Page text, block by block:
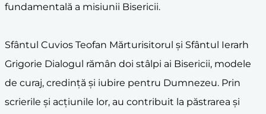
fundamentală a misiunii Bisericii.
Sfântul Cuvios Teofan Mărturisitorul și Sfântul Ierarh
Grigorie Dialogul rămân doi stâlpi ai Bisericii, modele
de curaj, credință și iubire pentru Dumnezeu. Prin
scrierile și acțiunile lor, au contribuit la păstrarea și